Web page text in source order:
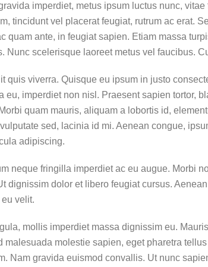
imperdiet, metus ipsum luctus nunc,
tincidunt vel placerat feugiat, rutrum ac erat.
quam ante, in feugiat sapien. Etiam massa
Nunc scelerisque laoreet metus vel faucibus.
quis viverra. Quisque eu ipsum in justo
eu, imperdiet non nisl. Praesent sapien tortor,
quam mauris, aliquam a lobortis id,
sed, lacinia id mi. Aenean congue,
adipiscing.
neque fringilla imperdiet ac eu augue. Morbi
dignissim dolor et libero feugiat cursus.
velit.
mollis imperdiet massa dignissim eu.
malesuada molestie sapien, eget pharetra
Nam gravida euismod convallis. Ut nunc